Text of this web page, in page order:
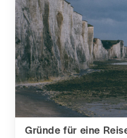
Gründe für eine